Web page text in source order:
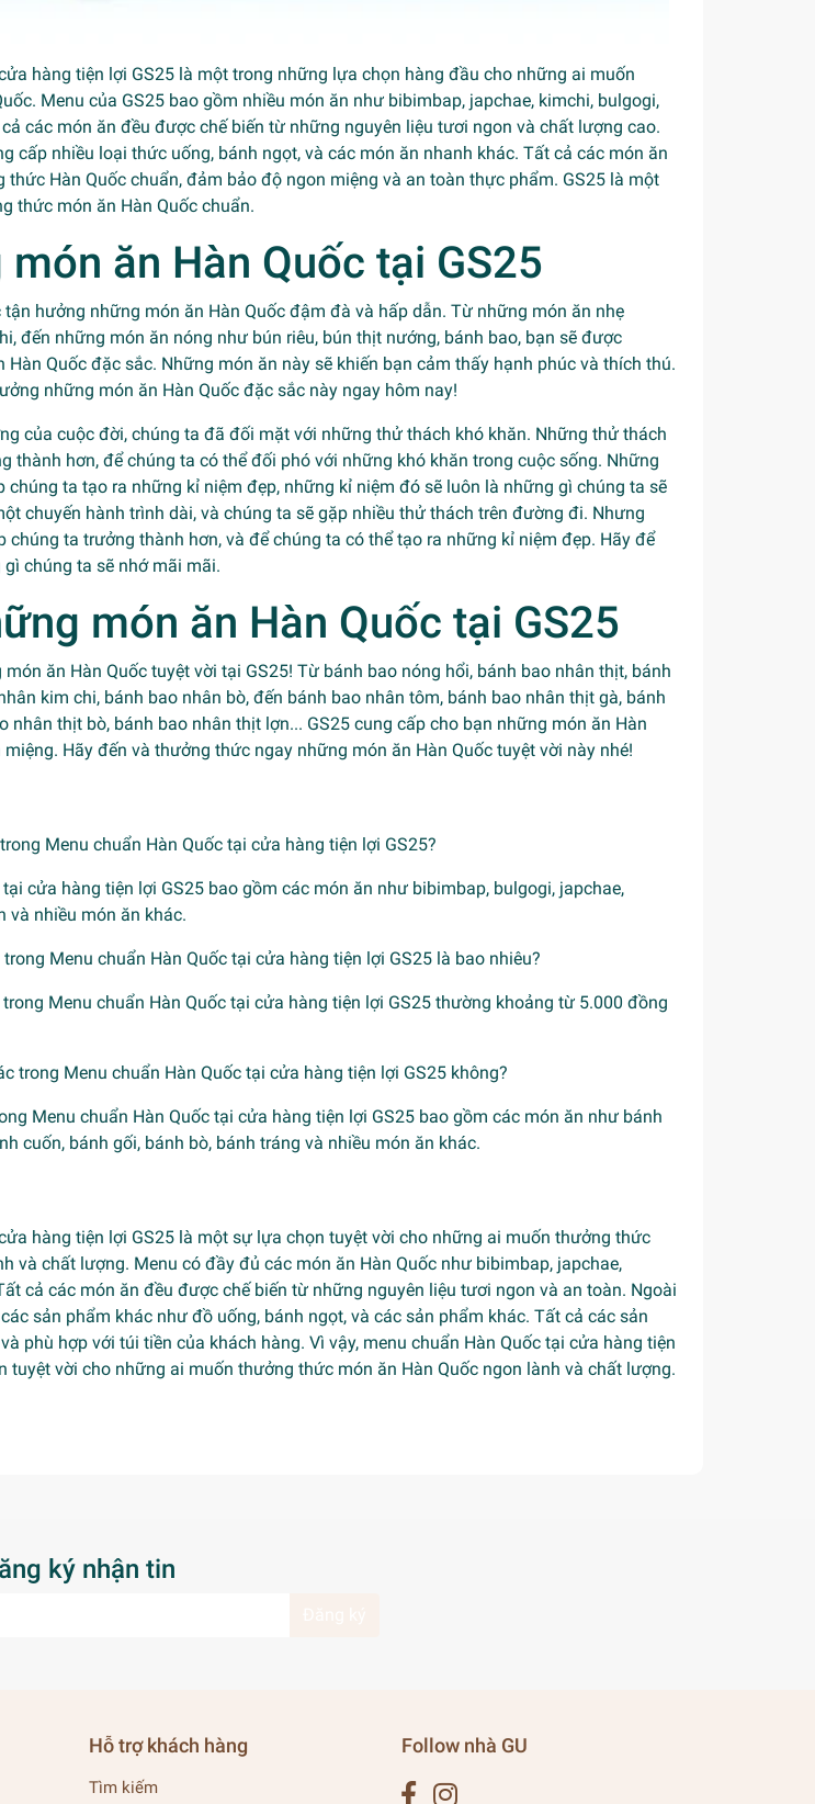
hàng tiện lợi GS25 là một trong những lựa chọn hàng đầu cho những ai muốn
Menu của GS25 bao gồm nhiều món ăn như bibimbap, japchae, kimchi, bulgogi,
các món ăn đều được chế biến từ những nguyên liệu tươi ngon và chất lượng cao.
cấp nhiều loại thức uống, bánh ngọt, và các món ăn nhanh khác. Tất cả các món ăn
thức Hàn Quốc chuẩn, đảm bảo độ ngon miệng và an toàn thực phẩm. GS25 là một
thức món ăn Hàn Quốc chuẩn.
ăn Hàn Quốc tại GS25
hưởng những món ăn Hàn Quốc đậm đà và hấp dẫn. Từ những món ăn nhẹ
đến những món ăn nóng như bún riêu, bún thịt nướng, bánh bao, bạn sẽ được
Quốc đặc sắc. Những món ăn này sẽ khiến bạn cảm thấy hạnh phúc và thích thú.
những món ăn Hàn Quốc đặc sắc này ngay hôm nay!
của cuộc đời, chúng ta đã đối mặt với những thử thách khó khăn. Những thử thách
thành hơn, để chúng ta có thể đối phó với những khó khăn trong cuộc sống. Những
ta tạo ra những kỉ niệm đẹp, những kỉ niệm đó sẽ luôn là những gì chúng ta sẽ
chuyến hành trình dài, và chúng ta sẽ gặp nhiều thử thách trên đường đi. Nhưng
chúng ta trưởng thành hơn, và để chúng ta có thể tạo ra những kỉ niệm đẹp. Hãy để
chúng ta sẽ nhớ mãi mãi.
món ăn Hàn Quốc tại GS25
ăn Hàn Quốc tuyệt vời tại GS25! Từ bánh bao nóng hổi, bánh bao nhân thịt, bánh
kim chi, bánh bao nhân bò, đến bánh bao nhân tôm, bánh bao nhân thịt gà, bánh
nhân thịt bò, bánh bao nhân thịt lợn... GS25 cung cấp cho bạn những món ăn Hàn
Hãy đến và thưởng thức ngay những món ăn Hàn Quốc tuyệt vời này nhé!
Menu chuẩn Hàn Quốc tại cửa hàng tiện lợi GS25?
cửa hàng tiện lợi GS25 bao gồm các món ăn như bibimbap, bulgogi, japchae,
và nhiều món ăn khác.
Menu chuẩn Hàn Quốc tại cửa hàng tiện lợi GS25 là bao nhiêu?
Menu chuẩn Hàn Quốc tại cửa hàng tiện lợi GS25 thường khoảng từ 5.000 đồng
trong Menu chuẩn Hàn Quốc tại cửa hàng tiện lợi GS25 không?
Menu chuẩn Hàn Quốc tại cửa hàng tiện lợi GS25 bao gồm các món ăn như bánh
cuốn, bánh gối, bánh bò, bánh tráng và nhiều món ăn khác.
hàng tiện lợi GS25 là một sự lựa chọn tuyệt vời cho những ai muốn thưởng thức
và chất lượng. Menu có đầy đủ các món ăn Hàn Quốc như bibimbap, japchae,
cả các món ăn đều được chế biến từ những nguyên liệu tươi ngon và an toàn. Ngoài
sản phẩm khác như đồ uống, bánh ngọt, và các sản phẩm khác. Tất cả các sản
phù hợp với túi tiền của khách hàng. Vì vậy, menu chuẩn Hàn Quốc tại cửa hàng tiện
tuyệt vời cho những ai muốn thưởng thức món ăn Hàn Quốc ngon lành và chất lượng.
ký nhận tin
Hỗ trợ khách hàng
Tìm kiếm
Follow nhà GU